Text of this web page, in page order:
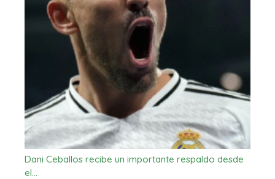
Dani Ceballos recibe un importante respaldo desde
el…